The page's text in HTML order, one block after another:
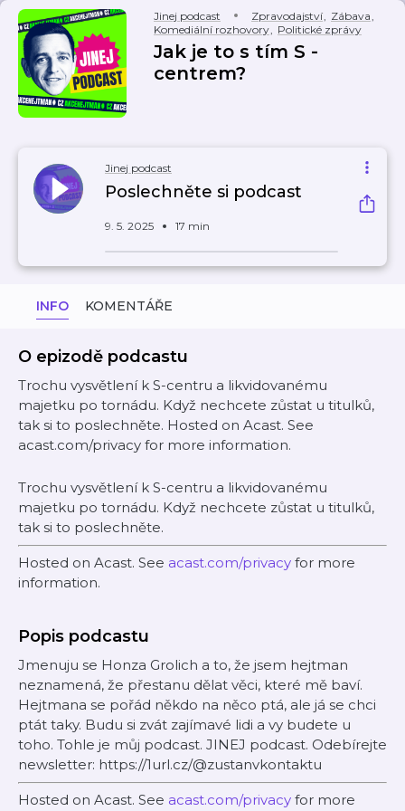
Jinej podcast Zpravodajství, Zábava,
Komediální rozhovory, Politické zprávy
Jak je to s tím S -
centrem?
Jinej podcast
Poslechněte si podcast
9. 5. 2025 17 min
INFO KOMENTÁŘE
O epizodě podcastu
Trochu vysvětlení k S-centru a likvidovanému
majetku po tornádu. Když nechcete zůstat u titulků,
tak si to poslechněte. Hosted on Acast. See
acast.com/privacy for more information.
Trochu vysvětlení k S-centru a likvidovanému
majetku po tornádu. Když nechcete zůstat u titulků,
tak si to poslechněte.
Hosted on Acast. See acast.com/privacy for more
information.
Popis podcastu
Jmenuju se Honza Grolich a to, že jsem hejtman
neznamená, že přestanu dělat věci, které mě baví.
Hejtmana se pořád někdo na něco ptá, ale já se chci
ptát taky. Budu si zvát zajímavé lidi a vy budete u
toho. Tohle je můj podcast. JINEJ podcast. Odebírejte
newsletter: https://1url.cz/@zustanvkontaktu
Hosted on Acast. See acast.com/privacy for more